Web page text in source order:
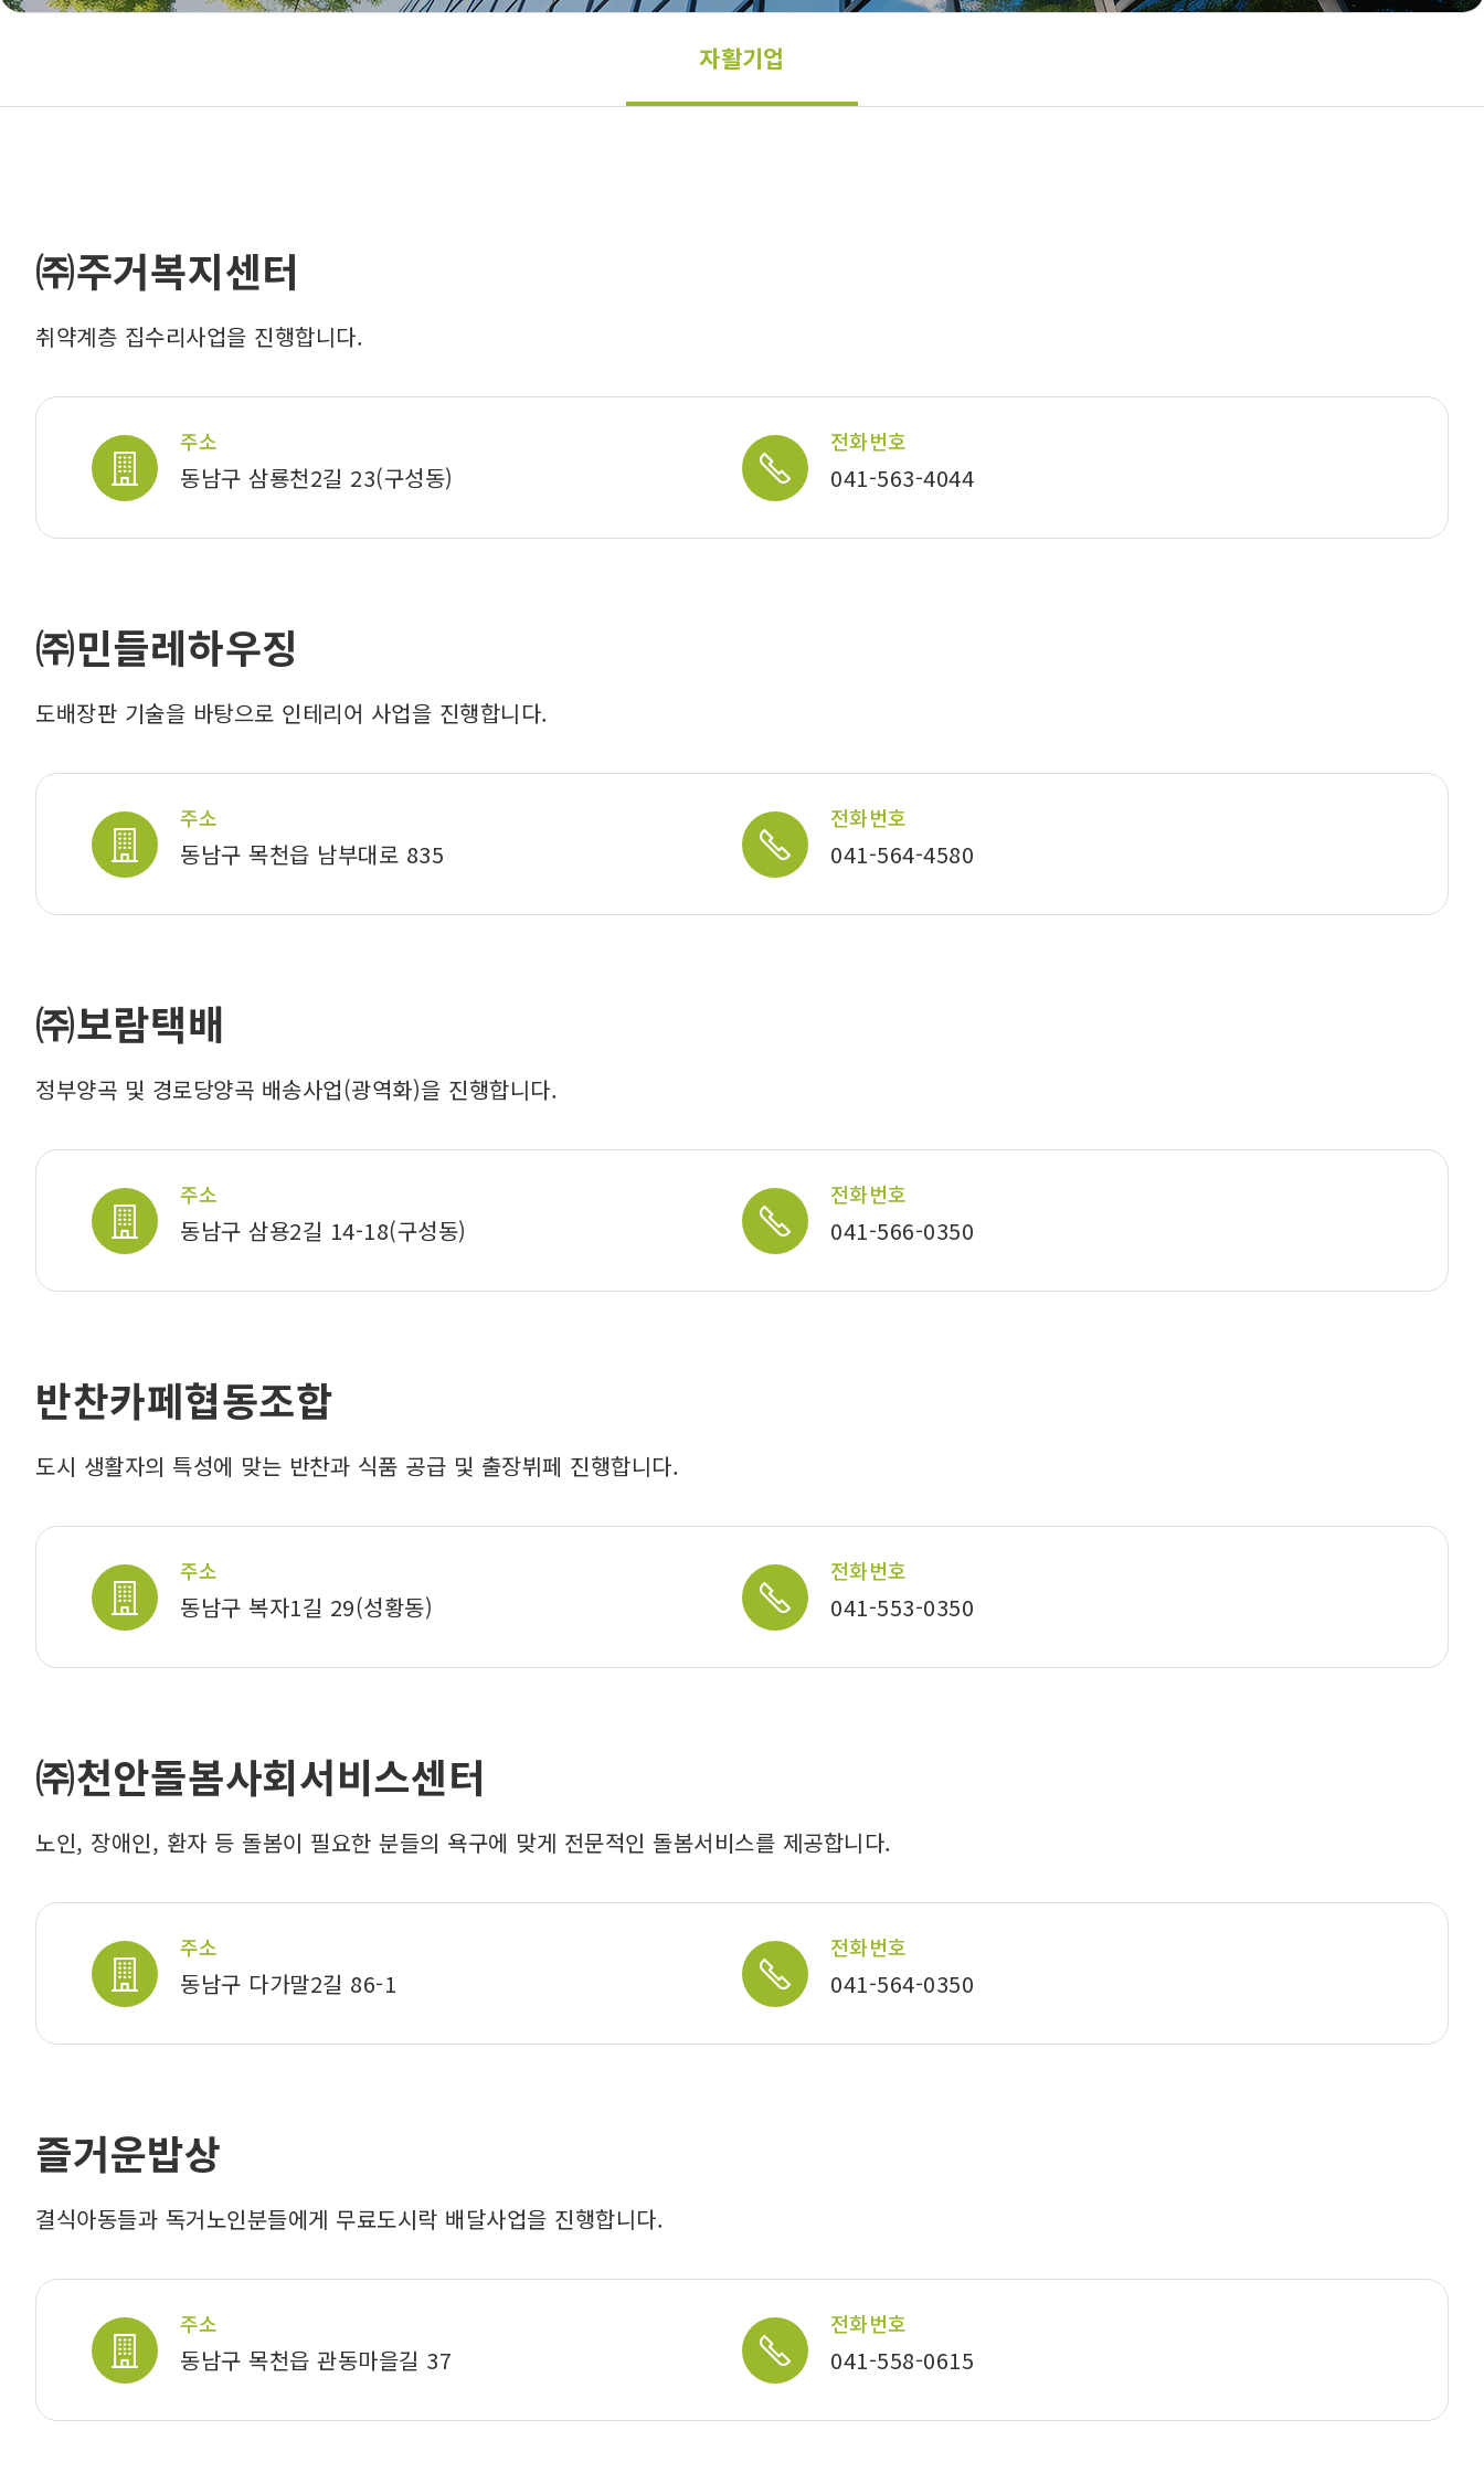
자활기업
㈜주거복지센터
취약계층 집수리사업을 진행합니다.
주소
동남구 삼룡천2길 23(구성동)
전화번호
041-563-4044
㈜민들레하우징
도배장판 기술을 바탕으로 인테리어 사업을 진행합니다.
주소
동남구 목천읍 남부대로 835
전화번호
041-564-4580
㈜보람택배
정부양곡 및 경로당양곡 배송사업(광역화)을 진행합니다.
주소
동남구 삼용2길 14-18(구성동)
전화번호
041-566-0350
반찬카페협동조합
도시 생활자의 특성에 맞는 반찬과 식품 공급 및 출장뷔페 진행합니다.
주소
동남구 복자1길 29(성황동)
전화번호
041-553-0350
㈜천안돌봄사회서비스센터
노인, 장애인, 환자 등 돌봄이 필요한 분들의 욕구에 맞게 전문적인 돌봄서비스를 제공합니다.
주소
동남구 다가말2길 86-1
전화번호
041-564-0350
즐거운밥상
결식아동들과 독거노인분들에게 무료도시락 배달사업을 진행합니다.
주소
동남구 목천읍 관동마을길 37
전화번호
041-558-0615